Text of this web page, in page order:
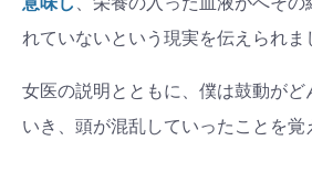
れていないという現実を伝えられま
女医の説明とともに、僕は鼓動がど
いき、頭が混乱していったことを覚